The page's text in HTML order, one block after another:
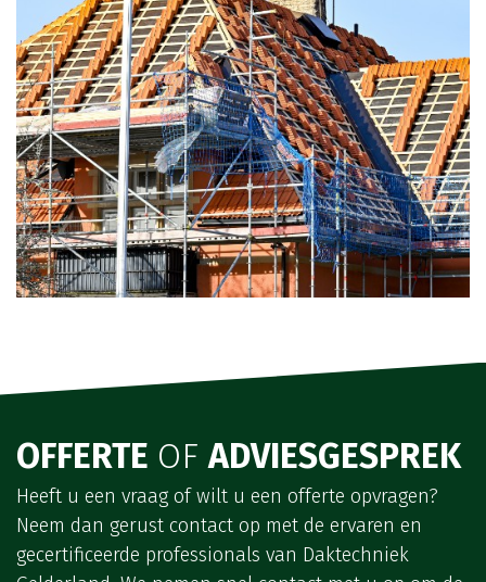
OFFERTE OF ADVIESGESPREK
Heeft u een vraag of wilt u een offerte opvragen?
Neem dan gerust contact op met de ervaren en
gecertificeerde professionals van Daktechniek